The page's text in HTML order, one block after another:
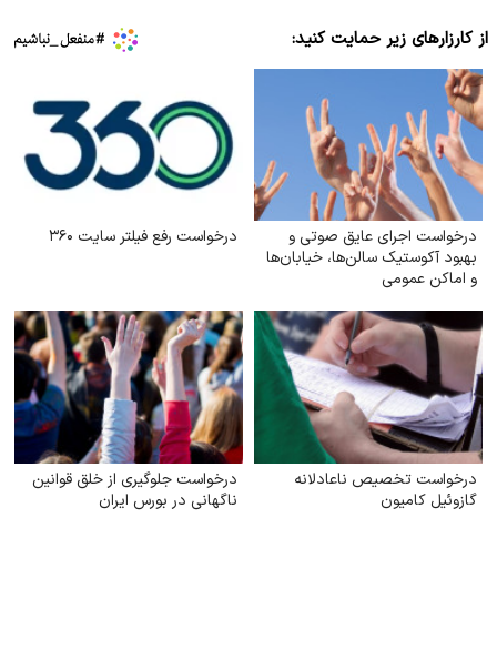
از کارزارهای زیر حمایت کنید:
درخواست اجرای عایق صوتی و
بهبود آکوستیک سالن‌ها، خیابان‌ها
و اماکن عمومی
درخواست رفع فیلتر سایت ۳۶۰
درخواست تخصیص ناعادلانه
گازوئیل کامیون
درخواست جلوگیری از خلق قوانین
ناگهانی در بورس ایران